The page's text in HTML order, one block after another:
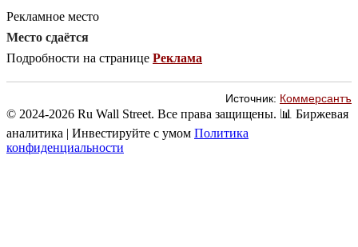
Рекламное место
Место сдаётся
Подробности на странице Реклама
Источник: Коммерсантъ
© 2024-2026 Ru Wall Street. Все права защищены. 📊 Биржевая
аналитика | Инвестируйте с умом Политика
конфиденциальности